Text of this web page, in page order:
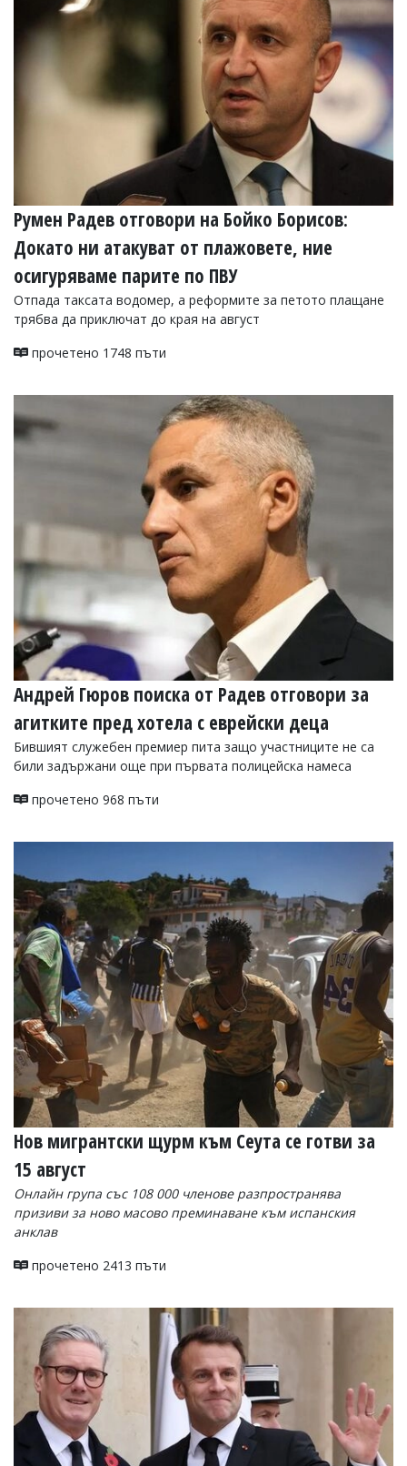
СПОРТ
РАЗСЛЕДВАНЕ
email:
v.vasilev@flagman.bg
Катя
Касабова,
еmail:k.kassabova@flagman.bg
Главен
редактор:
Иван
Колев,
office@flagman.bg
Коментарите
под
читателите
редакцията
не
носи
за
тях!
Ако
откриете
обиден
за
вас
моля
сигнализирайте
Румен Радев отговори на Бойко Борисов:
Докато ни атакуват от плажовете, ние
осигуряваме парите по ПВУ
Отпада таксата водомер, а реформите за петото плащане
трябва да приключат до края на август
прочетено 1748 пъти
Андрей Гюров поиска от Радев отговори за
агитките пред хотела с еврейски деца
Бившият служебен премиер пита защо участниците не са
били задържани още при първата полицейска намеса
прочетено 968 пъти
Нов мигрантски щурм към Сеута се готви за
15 август
Онлайн група със 108 000 членове разпространява
призиви за ново масово преминаване към испанския
анклав
прочетено 2413 пъти